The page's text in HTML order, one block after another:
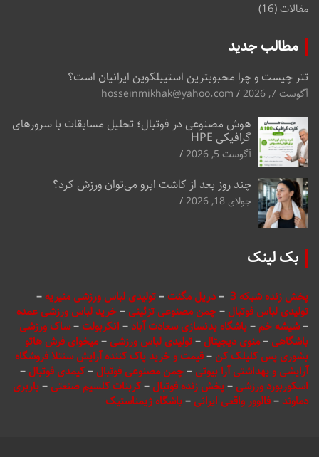
مقالات(16)
مطالب جدید
تتر چیست و چرا محبوبترین استیبلکوین ایرانیان است؟
آگوست 7, 2026 hosseinmikhak@yahoo.com
هوش مصنوعی در فوتبال؛ تحلیل مسابقات با سرورهای
گرافیکی HPE
آگوست 5, 2026
چند روز بعد از کاشت ابرو می‌توان ورزش کرد؟
جولای 18, 2026
بک لینک
پخش زنده شبکه 3 –دریل مگنت–تولیدی لباس ورزشی منیریه–
تولیدی لباس فوتبال –چمن مصنوعی تزئینی –خرید لباس ورزشی عمده
–شیشه خم–باشگاه بدنسازی سعادت آباد – انکربولت–ساک ورزشی
باشگاهی –منوی دیجیتال –تولیدی لباس ورزشی –میخوای فرش هاتو
بشوری پس کلیلک کن –قیمت و خرید پاک کننده آرایش سنتلا فروشگاه
آرایشی و بهداشتی آرا بیوتی –چمن مصنوعی فوتبال –کیمدی فوتبال –
اسکوربورد ورزشی –پخش زنده فوتبال –کربنات کلسیم صنعتی –باربری
دماوند–فالوور واقعی ایرانی –باشگاه ژیمناستیک